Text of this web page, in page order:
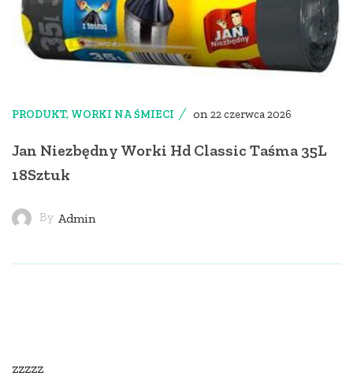
PRODUKT, WORKI NA ŚMIECI on22 czerwca 2026
Jan Niezbędny Worki Hd Classic Taśma 35L
18Sztuk
By Admin
zzzzz